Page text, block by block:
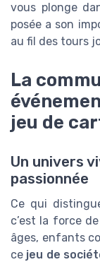
vous plonge
posée a son
au fil des tours
La
jeu de
Un univers
passionnée
Ce qui
c’est la force
âges, enfants
ce jeu de